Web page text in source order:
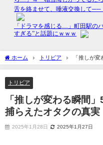
ホーム トリビア
「推しが
オタクの真実
トリビア
「推しが変わる瞬間
捕らえたオタクの真実
2025年1月28日 2025年1月27日